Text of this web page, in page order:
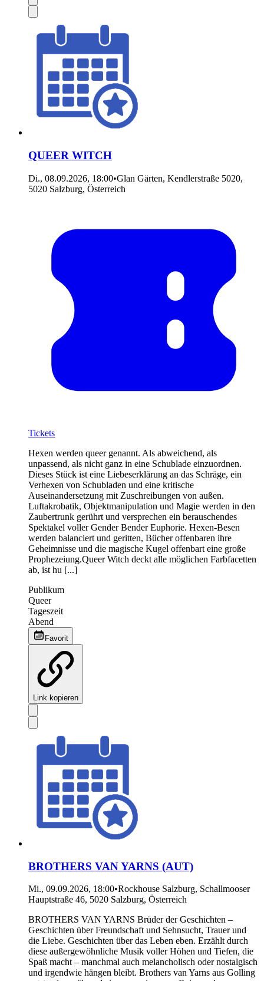
QUEER WITCH
Di., 08.09.2026, 18:00•Glan Gärten, Kendlerstraße 5020,
5020 Salzburg, Österreich
Tickets
Hexen werden queer genannt. Als abweichend, als
unpassend, als nicht ganz in eine Schublade einzuordnen.
Dieses Stück ist eine Liebeserklärung an das Schräge, ein
Verhexen von Schubladen und eine kritische
Auseinandersetzung mit Zuschreibungen von außen.
Luftakrobatik, Objektmanipulation und Magie werden in den
Zaubertrunk gerührt und versprechen ein berauschendes
Spektakel voller Gender Bender Euphorie. Hexen-Besen
werden balanciert und geritten, Bücher offenbaren ihre
Geheimnisse und die magische Kugel offenbart eine große
Prophezeiung.Queer Witch deckt alle möglichen Farbfacetten
ab, ist hu [...]
Publikum
Queer
Tageszeit
Abend
Favorit
Link kopieren
BROTHERS VAN YARNS (AUT)
Mi., 09.09.2026, 18:00•Rockhouse Salzburg, Schallmooser
Hauptstraße 46, 5020 Salzburg, Österreich
BROTHERS VAN YARNS Brüder der Geschichten –
Geschichten über Freundschaft und Sehnsucht, Trauer und
die Liebe. Geschichten über das Leben eben. Erzählt durch
diese außergewöhnliche Musik voller Höhen und Tiefen, die
Spaß macht – manchmal auch melancholisch oder nostalgisch
und irgendwie hängen bleibt. Brothers van Yarns aus Golling